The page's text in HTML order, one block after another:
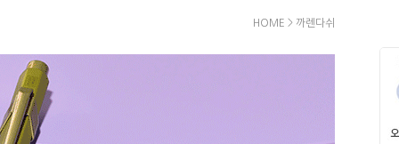
HOME > 까렌다쉬